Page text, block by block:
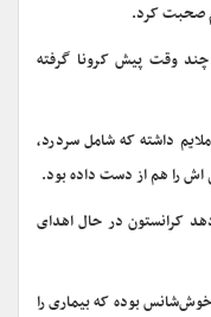
صحبت کرد.
وقت پیش کرونا گرفته
داشته که شامل سردرد،
را هم از دست داده بود.
کرانستون در حال اهدای
بوده که بیماری را